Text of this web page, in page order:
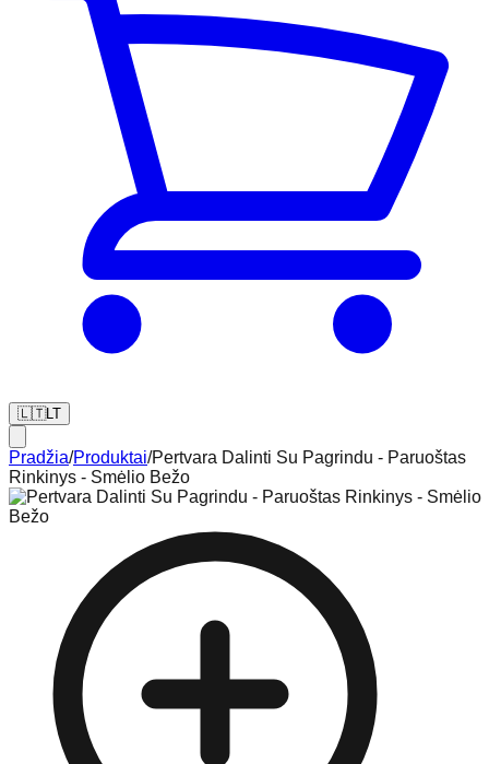
🇱🇹LT
Pradžia/Produktai/Pertvara Dalinti Su Pagrindu - Paruoštas
Rinkinys - Smėlio Bežo